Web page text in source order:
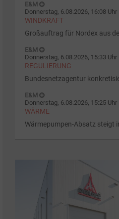
E&M
Donnerstag, 6.08.2026, 16:08 Uhr
WINDKRAFT
Großauftrag für Nordex aus
E&M
Donnerstag, 6.08.2026, 15:33 Uhr
REGULIERUNG
Bundesnetzagentur
E&M
Donnerstag, 6.08.2026, 15:25 Uhr
WÄRME
Wärmepumpen-Absatz steigt